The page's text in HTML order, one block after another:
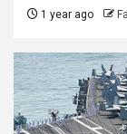
1 year ago